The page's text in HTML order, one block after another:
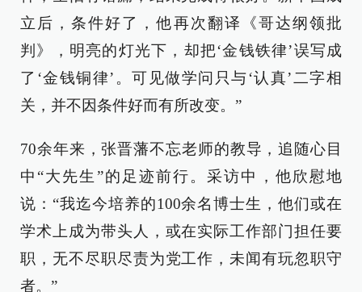
立后，条件好了，他再次翻译《哥达纲领批
判》，明亮的灯光下，却把‘金钱铁律’误写成
了‘金钱铜律’。可见做学问只与‘认真’二字相
关，并不因条件好而有所改变。”
70余年来，张晋藩不忘老师的教导，追随心目
中“大先生”的足迹前行。采访中，他欣慰地
说：“我迄今培养的100余名博士生，他们或在
学术上成为带头人，或在实际工作部门担任要
职，无不尽职尽责为党工作，未闻有玩忽职守
者。”